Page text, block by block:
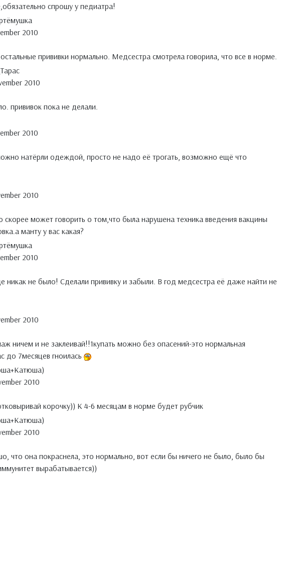
спрошу у педиатра!
2010
прививки нормально. Медсестра смотрела говорила, что все в норме.
2010
прививок пока не делали.
2010
натёрли одеждой, просто не надо её трогать, возможно ещё что
2010
скорее может говорить о том,что была нарушена техника введения вакцины
манту у вас какая?
2010
никак не было! Сделали прививку и забыли. В год медсестра её даже найти не
2010
ничем и не заклеивай!!1купать можно без опасений-это нормальная
до 7месяцев гноилась
2010
корочку)) К 4-6 месяцам в норме будет рубчик
2010
что она покраснела, это нормально, вот если бы ничего не было, было бы
вырабатывается))